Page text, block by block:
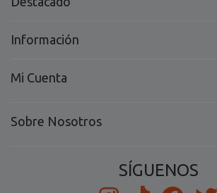
Información
Mi Cuenta
Sobre Nosotros
SÍGUENOS